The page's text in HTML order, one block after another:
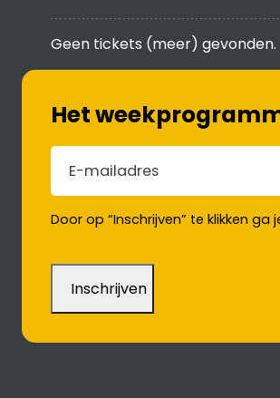
Geen tickets (meer) gevonden.
Het
E-mailadres
Door op “Inschrijven” te klikken ga